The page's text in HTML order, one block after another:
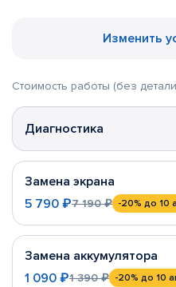
Изменить
Стоимость работы (без
Диагностика
Замена экрана
5 790 ₽7 190 ₽ -20% до 10
Замена аккумулятора
1 090 ₽1 390 ₽ -20% до 10